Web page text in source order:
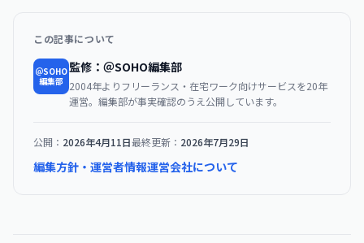
この記事について
＠SOHO
編集部
監修：＠SOHO編集部
2004年よりフリーランス・在宅ワーク向けサービスを20年
運営。編集部が事実確認のうえ公開しています。
公開： 2026年4月11日最終更新： 2026年7月29日
編集方針・運営者情報運営会社について